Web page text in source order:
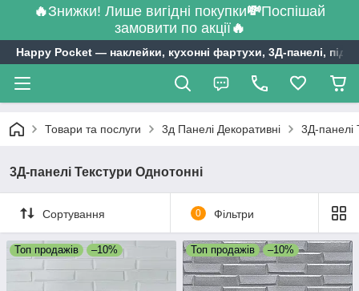
🔥Знижки! Лише вигідні покупки💸Поспішай
замовити по акції🔥
Happy Pocket ― наклейки, кухонні фартухи, 3Д-панелі,
Товари та послуги 3д Панелі Декоративні 3Д-панелі
3Д-панелі Текстури Однотонні
Сортування 0 Фільтри
Топ продажів –10% Топ продажів –10%